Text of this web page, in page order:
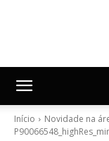
Início
Novidade na